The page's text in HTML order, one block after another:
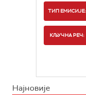
ТИП ЕМИСИЈЕ:
КЉУЧНА РЕЧ:
Најновије